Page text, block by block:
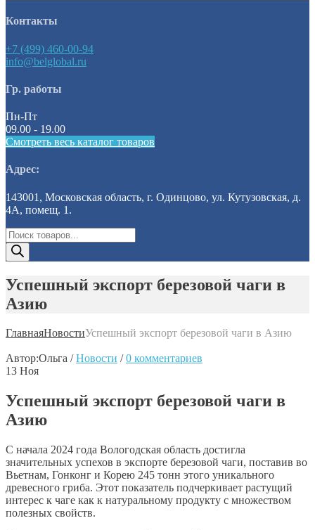
Контакты
+7 (499) 460-00-94
info@belglobal.ru
Гр. работы
Пн-Пт
09.00 - 19.00
Смотреть весь каталог товаров
Адрес:
143001, Московская область, г. Одинцово, ул. Кутузовская, д.
4А, помещ. 1.
Поиск
товаров
Успешный экспорт березовой чаги в
Азию
ГлавнаяНовостиУспешный экспорт березовой чаги в Азию
Автор:Ольга / Новости / 0 комментариев
13 Ноя
Успешный экспорт березовой чаги в
Азию
С начала 2024 года Вологодская область достигла
значительных успехов в экспорте березовой чаги, поставив во
Вьетнам, Гонконг и Корею 245 тонн этого уникального
древесного гриба. Этот показатель подчеркивает растущий
интерес к чаге как к натуральному продукту с множеством
полезных свойств.